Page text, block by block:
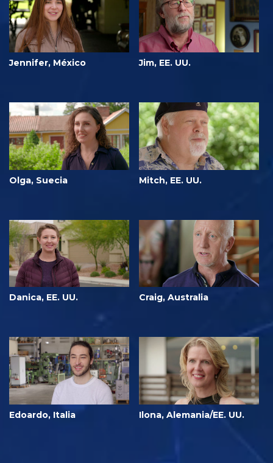
Jennifer, México Jim, EE. UU.
Olga, Suecia Mitch, EE. UU.
Danica, EE. UU. Craig, Australia
Edoardo, Italia Ilona, Alemania/EE. UU.